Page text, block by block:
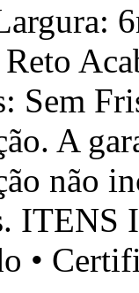
Sem
A
não
ITENS
•